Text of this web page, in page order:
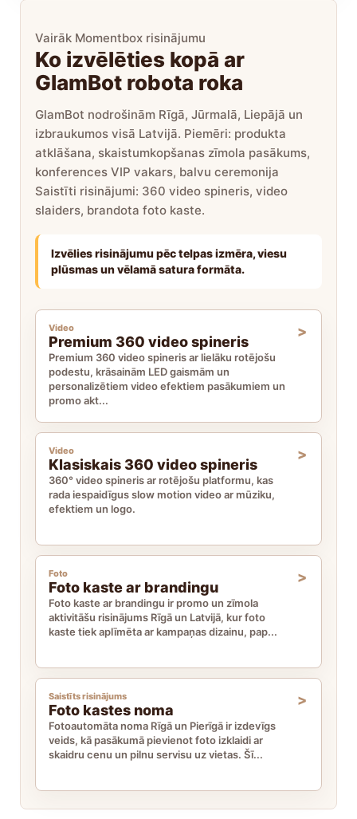
Vairāk Momentbox risinājumu
Ko izvēlēties kopā ar
GlamBot robota roka
GlamBot nodrošinām Rīgā, Jūrmalā, Liepājā un
izbraukumos visā Latvijā. Piemēri: produkta
atklāšana, skaistumkopšanas zīmola pasākums,
konferences VIP vakars, balvu ceremonija
Saistīti risinājumi: 360 video spineris, video
slaiders, brandota foto kaste.
Izvēlies risinājumu pēc telpas izmēra, viesu
plūsmas un vēlamā satura formāta.
Video
Premium 360 video spineris
Premium 360 video spineris ar lielāku rotējošu
podestu, krāsainām LED gaismām un
personalizētiem video efektiem pasākumiem un
promo akt...
Video
Klasiskais 360 video spineris
360° video spineris ar rotējošu platformu, kas
rada iespaidīgus slow motion video ar mūziku,
efektiem un logo.
Foto
Foto kaste ar brandingu
Foto kaste ar brandingu ir promo un zīmola
aktivitāšu risinājums Rīgā un Latvijā, kur foto
kaste tiek aplīmēta ar kampaņas dizainu, pap...
Saistīts risinājums
Foto kastes noma
Fotoautomāta noma Rīgā un Pierīgā ir izdevīgs
veids, kā pasākumā pievienot foto izklaidi ar
skaidru cenu un pilnu servisu uz vietas. Šī...